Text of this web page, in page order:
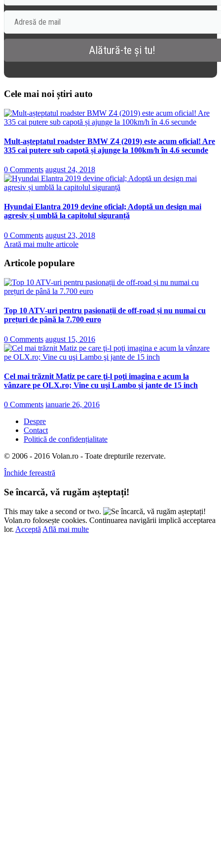
Cele mai noi știri auto
Mult-așteptatul roadster BMW Z4 (2019) este acum oficial! Are
335 cai putere sub capotă și ajunge la 100km/h în 4.6 secunde
0 Comments august 24, 2018
Hyundai Elantra 2019 devine oficial; Adoptă un design mai
agresiv și umblă la capitolul siguranță
0 Comments august 23, 2018
Arată mai multe articole
Articole populare
Top 10 ATV-uri pentru pasionații de off-road și nu numai cu
prețuri de până la 7.700 euro
0 Comments august 15, 2016
Cel mai trăznit Matiz pe care ţi-l poţi imagina e acum la
vânzare pe OLX.ro; Vine cu uşi Lambo şi jante de 15 inch
0 Comments ianuarie 26, 2016
Despre
Contact
Politică de confidențialitate
© 2006 - 2016 Volan.ro - Toate drepturile rezervate.
Închide fereastră
Se încarcă, vă rugăm așteptați!
This may take a second or two.
Volan.ro folosește cookies. Continuarea navigării implică acceptarea
lor. Acceptă Află mai multe